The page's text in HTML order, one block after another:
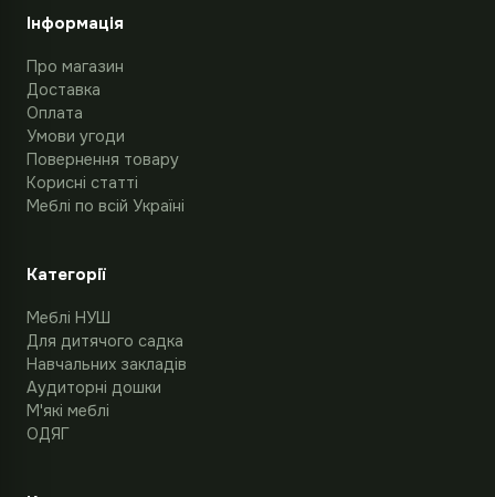
Інформація
Про магазин
Доставка
Оплата
Умови угоди
Повернення товару
Корисні статті
Меблі по всій Україні
Категорії
Меблі НУШ
Для дитячого садка
Навчальних закладів
Аудиторні дошки
М'які меблі
ОДЯГ